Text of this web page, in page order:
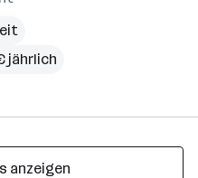
jährlich
anzeigen